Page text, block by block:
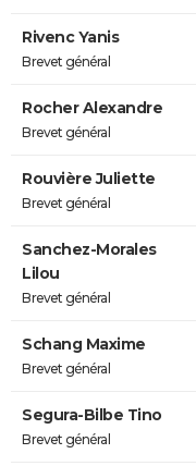
Rivenc Yanis
Brevet général
Rocher Alexandre
Brevet général
Rouvière Juliette
Brevet général
Sanchez-Morales
Lilou
Brevet général
Schang Maxime
Brevet général
Segura-Bilbe Tino
Brevet général